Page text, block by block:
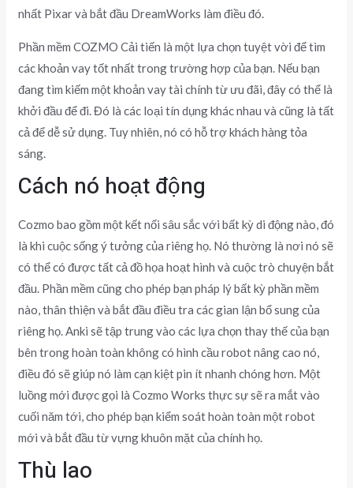
nhất Pixar và bắt đầu DreamWorks làm điều đó.
Phần mềm COZMO Cải tiến là một lựa chọn tuyệt vời để tìm
các khoản vay tốt nhất trong trường hợp của bạn. Nếu bạn
đang tìm kiếm một khoản vay tài chính từ ưu đãi, đây có thể là
khởi đầu để đi. Đó là các loại tín dụng khác nhau và cũng là tất
cả để dễ sử dụng. Tuy nhiên, nó có hỗ trợ khách hàng tỏa
sáng.
Cách nó hoạt động
Cozmo bao gồm một kết nối sâu sắc với bất kỳ di động nào, đó
là khi cuộc sống ý tưởng của riêng họ. Nó thường là nơi nó sẽ
có thể có được tất cả đồ họa hoạt hình và cuộc trò chuyện bắt
đầu. Phần mềm cũng cho phép bạn pháp lý bất kỳ phần mềm
nào, thân thiện và bắt đầu điều tra các gian lận bổ sung của
riêng họ. Anki sẽ tập trung vào các lựa chọn thay thế của bạn
bên trong hoàn toàn không có hình cầu robot nâng cao nó,
điều đó sẽ giúp nó làm cạn kiệt pin ít nhanh chóng hơn. Một
luồng mới được gọi là Cozmo Works thực sự sẽ ra mắt vào
cuối năm tới, cho phép bạn kiểm soát hoàn toàn một robot
mới và bắt đầu từ vựng khuôn mặt của chính họ.
Thù lao